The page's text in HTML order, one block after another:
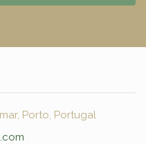
Porto, Portugal